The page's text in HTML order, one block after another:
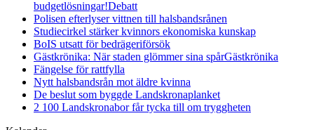
budgetlösningar!Debatt
Polisen efterlyser vittnen till halsbandsrånen
Studiecirkel stärker kvinnors ekonomiska kunskap
BoIS utsatt för bedrägeriförsök
Gästkrönika: När staden glömmer sina spårGästkrönika
Fängelse för rattfylla
Nytt halsbandsrån mot äldre kvinna
De beslut som byggde Landskronaplanket
2 100 Landskronabor får tycka till om tryggheten